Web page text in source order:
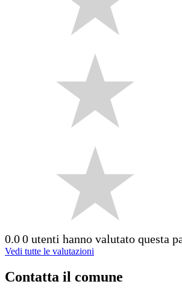
0.00 utenti hanno valutato questa
Vedi tutte le valutazioni
Contatta il comune